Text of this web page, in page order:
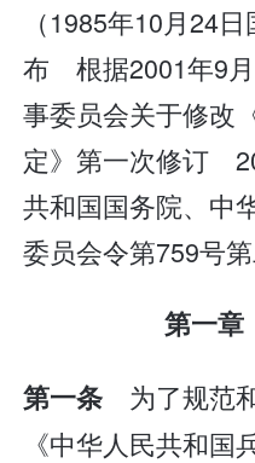
（1985年10月24
布 根据2001年9
事委员会关于修改
定》第一次修订
共和国国务院、中
委员会令第759号第
第一
第一条 为了规范
《中华人民共和国